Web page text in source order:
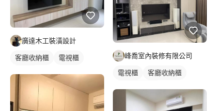
廣達木工裝潢設計
客廳收納櫃
電視櫃
峰喬室內裝修有限公司
電視櫃
客廳收納櫃
客廳燈光設計